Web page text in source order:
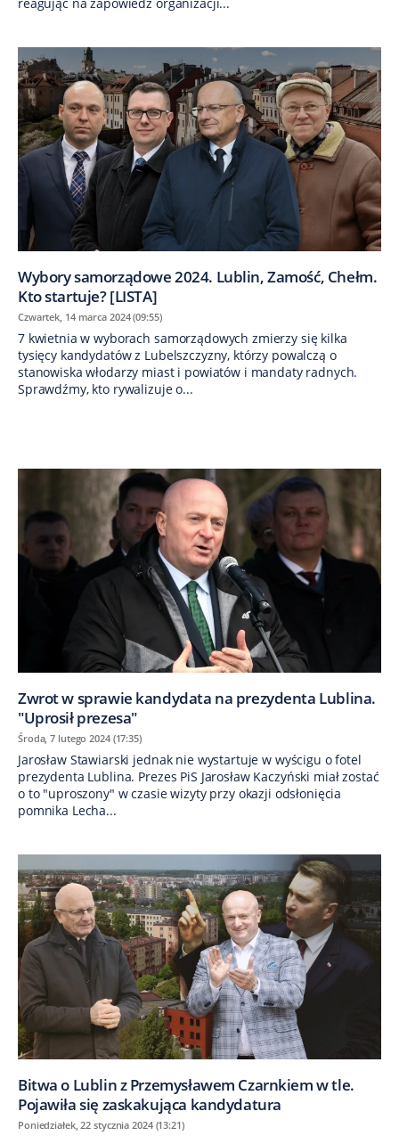
Wybory samorządowe 2024. Lublin, Zamość, Chełm.
Kto startuje? [LISTA]
Czwartek, 14 marca 2024 (09:55)
7 kwietnia w wyborach samorządowych zmierzy się kilka
tysięcy kandydatów z Lubelszczyzny, którzy powalczą o
stanowiska włodarzy miast i powiatów i mandaty radnych.
Sprawdźmy, kto rywalizuje o...
Zwrot w sprawie kandydata na prezydenta Lublina.
"Uprosił prezesa"
Środa, 7 lutego 2024 (17:35)
Jarosław Stawiarski jednak nie wystartuje w wyścigu o fotel
prezydenta Lublina. Prezes PiS Jarosław Kaczyński miał zostać
o to "uproszony" w czasie wizyty przy okazji odsłonięcia
pomnika Lecha...
Bitwa o Lublin z Przemysławem Czarnkiem w tle.
Pojawiła się zaskakująca kandydatura
Poniedziałek, 22 stycznia 2024 (13:21)